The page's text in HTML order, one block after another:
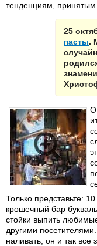
тенденциям, принятым
25
пасты.
Только представьте:
крошечный бар
стойки выпить
другими
наливать, он и так все